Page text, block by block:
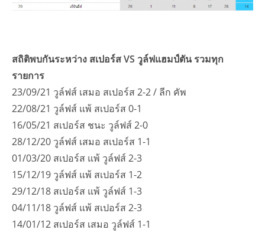
สถิติพบกันระหว่าง สเปอร์ส VS วูล์ฟแฮมป์ตัน รวมทุก
รายการ
23/09/21 วูล์ฟส์ เสมอ สเปอร์ส 2-2 / ลีก คัพ
22/08/21 วูล์ฟส์ แพ้ สเปอร์ส 0-1
16/05/21 สเปอร์ส ชนะ วูล์ฟส์ 2-0
28/12/20 วูล์ฟส์ เสมอ สเปอร์ส 1-1
01/03/20 สเปอร์ส แพ้ วูล์ฟส์ 2-3
15/12/19 วูล์ฟส์ แพ้ สเปอร์ส 1-2
29/12/18 สเปอร์ส แพ้ วูล์ฟส์ 1-3
04/11/18 วูล์ฟส์ แพ้ สเปอร์ส 2-3
14/01/12 สเปอร์ส เสมอ วูล์ฟส์ 1-1